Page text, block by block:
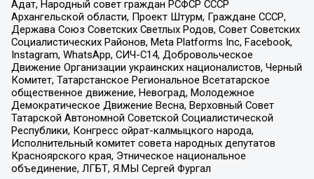
Адат, Народный совет граждан РСФСР СССР
Архангельской области, Проект Штурм, Граждане СССР,
Держава Союз Советских Светлых Родов, Совет Советских
Социалистических Районов, Meta Platforms Inc, Facebook,
Instagram, WhatsApp, СИЧ-С14, Добровольческое
Движение Организации украинских националистов, Черный
Комитет, Татарстанское Региональное Всетатарское
общественное движение, Невоград, Молодежное
Демократическое Движение Весна, Верховный Совет
Татарской Автономной Советской Социалистической
Республики, Конгресс ойрат-калмыцкого народа,
Исполнительный комитет совета народных депутатов
Красноярского края, Этническое национальное
объединение, ЛГБТ, Я.МЫ Сергей Фургал